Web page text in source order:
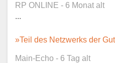
RP ONLINE - 6 Monat alt
...
»Teil des Netzwerks der
Main-Echo - 6 Tag alt